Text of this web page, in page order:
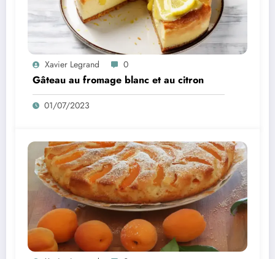
Xavier Legrand 0
Gâteau au fromage blanc et au citron
01/07/2023